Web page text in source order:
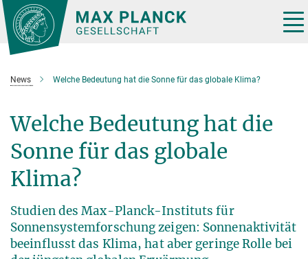
Hauptinhalt
News Welche Bedeutung hat die Sonne für das globale Klima?
Welche Bedeutung hat die
Sonne für das globale
Klima?
Studien des Max-Planck-Instituts für
Sonnensystemforschung zeigen: Sonnenaktivität
beeinflusst das Klima, hat aber geringe Rolle bei